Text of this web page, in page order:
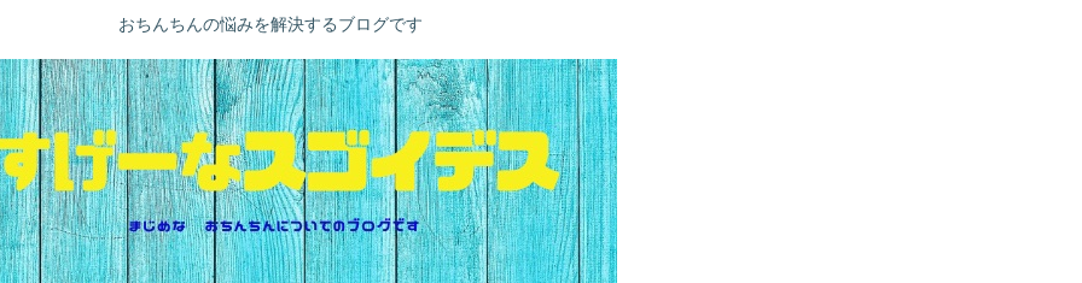
おちんちんの悩みを解決するブログです